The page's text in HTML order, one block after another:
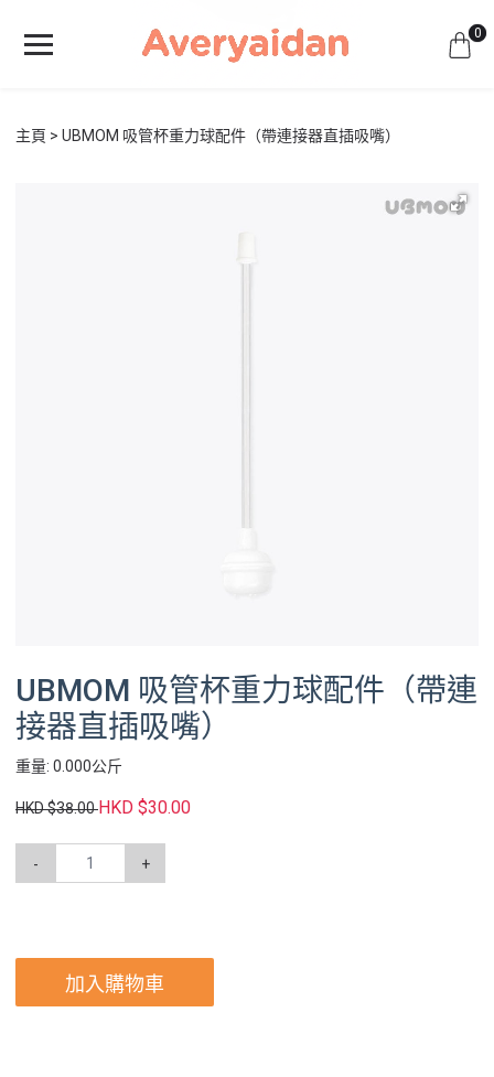
0
主頁 UBMOM 吸管杯重力球配件（帶連接器直插吸嘴）
UBMOM 吸管杯重力球配件（帶連
接器直插吸嘴）
重量: 0.000公斤
HKD $38.00HKD $30.00
- +
加入購物車